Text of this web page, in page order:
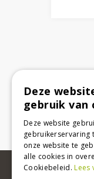
Deze
gebruik van
Deze website
gebruikerservaring
onze website te
alle cookies in
Cookiebeleid.Lees